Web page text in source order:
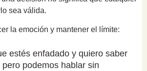
sea válida.
la emoción y mantener el límite:
estés enfadado y quiero saber
podemos hablar sin